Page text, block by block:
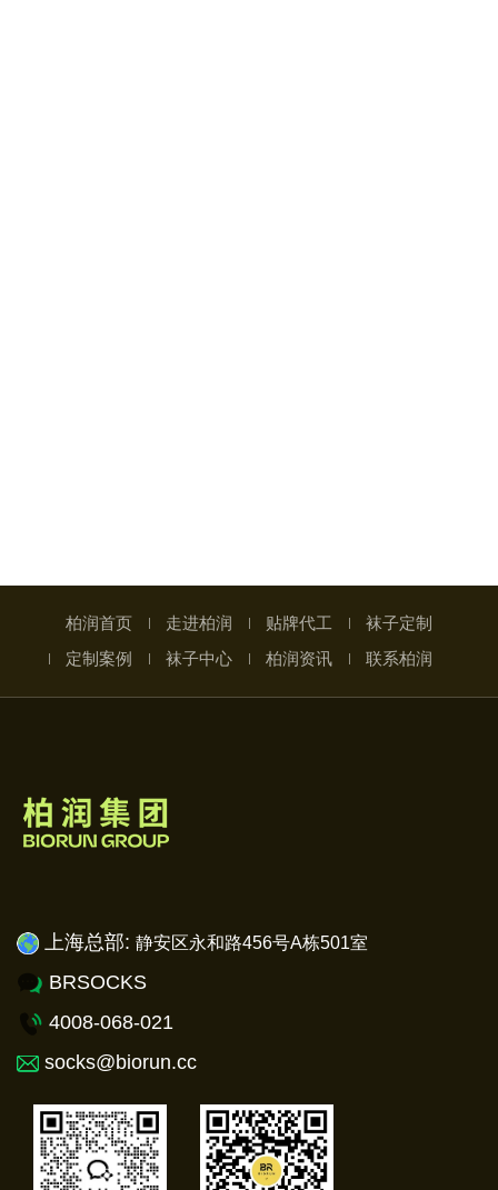
柏润首页 走进柏润 贴牌代工
袜子定制
定制案例
袜子中心 柏润资讯 联系柏润
上海总部: 静安区永和路456号A栋501室
BRSOCKS
4008-068-021
socks@biorun.cc